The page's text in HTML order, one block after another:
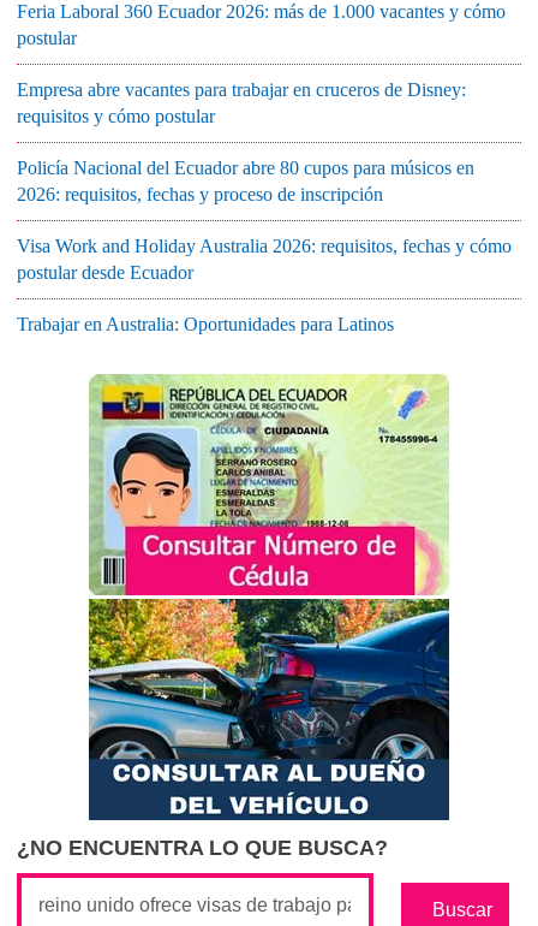
Feria Laboral 360 Ecuador 2026: más de 1.000 vacantes y cómo
postular
Empresa abre vacantes para trabajar en cruceros de Disney:
requisitos y cómo postular
Policía Nacional del Ecuador abre 80 cupos para músicos en
2026: requisitos, fechas y proceso de inscripción
Visa Work and Holiday Australia 2026: requisitos, fechas y cómo
postular desde Ecuador
Trabajar en Australia: Oportunidades para Latinos
¿NO ENCUENTRA LO QUE BUSCA?